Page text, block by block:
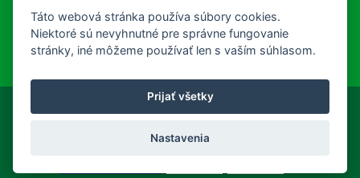
Užívateľ: Neprihlásený
Prihlásiť
Registrácia nového zákazníka
Táto webová stránka používa súbory cookies.
Niektoré sú nevyhnutné pre správne fungovanie
stránky, iné môžeme používať len s vaším súhlasom.
Prijať všetky
Nastavenia